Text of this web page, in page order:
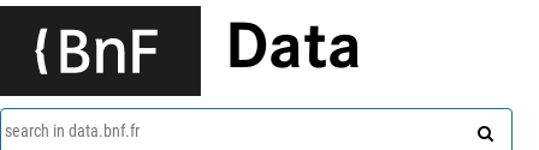
Data
search in data.bnf.fr